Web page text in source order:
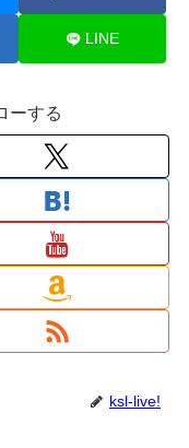
LINE
ーする
ksl-live!